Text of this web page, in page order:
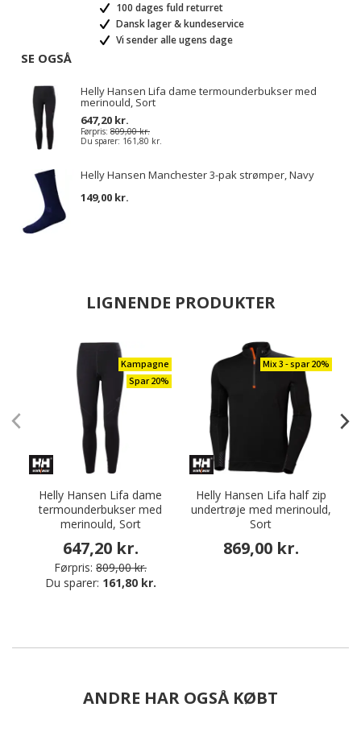
100 dages fuld returret
Dansk lager & kundeservice
Vi sender alle ugens dage
SE OGSÅ
Helly Hansen Lifa dame termounderbukser med
merinould, Sort
647,20 kr.
Førpris: 809,00 kr.
Du sparer: 161,80 kr.
Helly Hansen Manchester 3-pak strømper, Navy
149,00 kr.
LIGNENDE PRODUKTER
Kampagne
Spar 20%
Helly Hansen Lifa dame
termounderbukser med
merinould, Sort
647,20 kr.
Førpris: 809,00 kr.
Du sparer: 161,80 kr.
Mix 3 - spar 20%
Helly Hansen Lifa half zip
undertrøje med merinould,
Sort
869,00 kr.
ANDRE HAR OGSÅ KØBT